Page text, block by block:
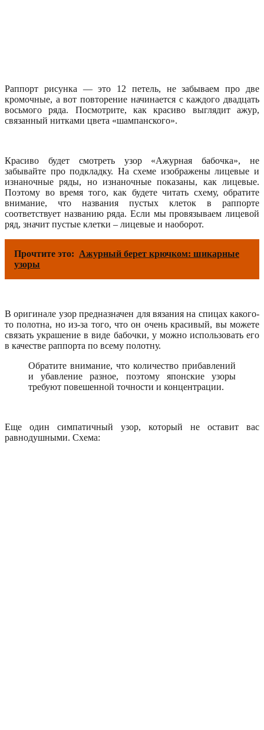
Раппорт рисунка — это 12 петель, не забываем про две
кромочные, а вот повторение начинается с каждого двадцать
восьмого ряда. Посмотрите, как красиво выглядит ажур,
связанный нитками цвета «шампанского».
Красиво будет смотреть узор «Ажурная бабочка», не
забывайте про подкладку. На схеме изображены лицевые и
изнаночные ряды, но изнаночные показаны, как лицевые.
Поэтому во время того, как будете читать схему, обратите
внимание, что названия пустых клеток в раппорте
соответствует названию ряда. Если мы провязываем лицевой
ряд, значит пустые клетки – лицевые и наоборот.
Прочтите это: Ажурный берет крючком: шикарные
узоры
В оригинале узор предназначен для вязания на спицах какого-
то полотна, но из-за того, что он очень красивый, вы можете
связать украшение в виде бабочки, у можно использовать его
в качестве раппорта по всему полотну.
Обратите внимание, что количество прибавлений
и убавление разное, поэтому японские узоры
требуют повешенной точности и концентрации.
Еще один симпатичный узор, который не оставит вас
равнодушными. Схема: